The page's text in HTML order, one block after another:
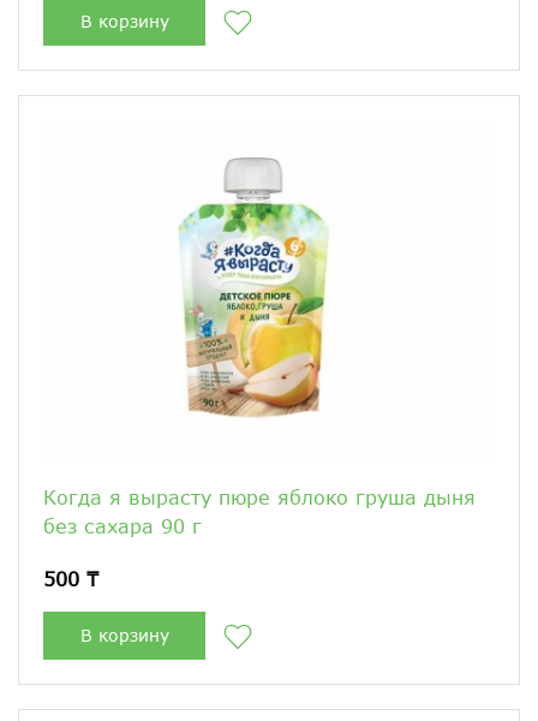
В корзину
Когда я вырасту пюре яблоко груша дыня
без сахара 90 г
500 ₸
В корзину